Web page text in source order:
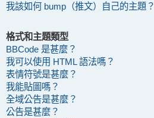
我該如何 bump（推文）自己的主題？
格式和主題類型
BBCode 是甚麼？
我可以使用 HTML 語法嗎？
表情符號是甚麼？
我能貼圖嗎？
全域公告是甚麼？
公告是甚麼？